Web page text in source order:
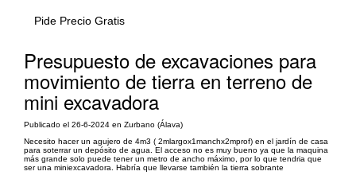
Pide Precio Gratis
Presupuesto de excavaciones para
movimiento de tierra en terreno de
mini excavadora
Publicado el 26-6-2024 en Zurbano (Álava)
Necesito hacer un agujero de 4m3 ( 2mlargox1manchx2mprof) en el jardín de casa
para soterrar un depósito de agua. El acceso no es muy bueno ya que la maquina
más grande solo puede tener un metro de ancho máximo, por lo que tendria que
ser una miniexcavadora. Habría que llevarse también la tierra sobrante